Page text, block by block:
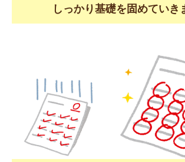
しっかり基礎を固めていき